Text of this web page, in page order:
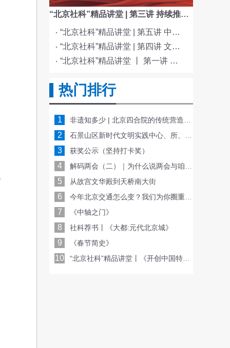
“北京社科”精品讲堂 | 第三讲 持续推动北京历史文脉与生态环境相交融
“北京社科”精品讲堂 | 第五讲 中国电影与文化传统
“北京社科”精品讲堂 | 第四讲 文化与科技融合赋能新质生产力发展
“北京社科”精品讲堂 丨 第一讲 《红楼梦》的北京情缘
热门排行
1 非遗知多少 | 北京四合院的传统营造技艺
2 石景山区新时代文明实践中心、所、站三级联动 共同收看北京社会科学普及周开幕仪式
3 获奖公示（坚持打卡奖）
4 解码两会（二）｜为什么说两会与咱老百姓息息相关
5 从故宫文华殿到天桥南大街
6 今年北京交通怎么变？我们为你圈重点！
7 《中轴之门》
8 社科荐书丨《大都:元代北京城》
9 《春节简史》
10 “北京社科”精品讲堂丨《开创中国特色社会主义新时代》即将开讲